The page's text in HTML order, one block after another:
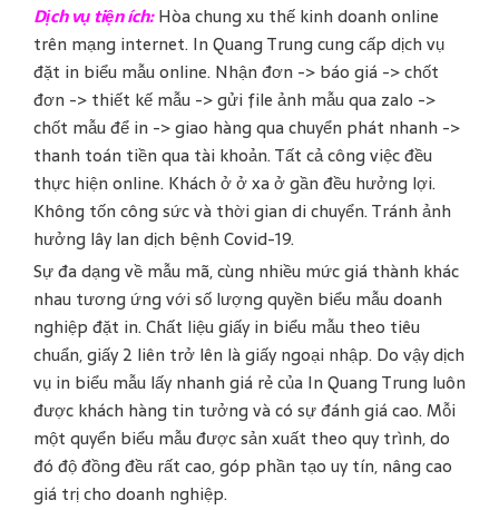
Dịch vụ tiện ích:Hòa chung xu thế kinh doanh online
trên mạng internet. In Quang Trung cung cấp dịch vụ
đặt in biểu mẫu online. Nhận đơn -> báo giá -> chốt
đơn -> thiết kế mẫu -> gửi file ảnh mẫu qua zalo ->
chốt mẫu để in -> giao hàng qua chuyển phát nhanh ->
thanh toán tiền qua tài khoản. Tất cả công việc đều
thực hiện online. Khách ở ở xa ở gần đều hưởng lợi.
Không tốn công sức và thời gian di chuyển. Tránh ảnh
hưởng lây lan dịch bệnh Covid-19.
Sự đa dạng về mẫu mã, cùng nhiều mức giá thành khác
nhau tương ứng với số lượng quyền biểu mẫu doanh
nghiệp đặt in. Chất liệu giấy in biểu mẫu theo tiêu
chuẩn, giấy 2 liên trở lên là giấy ngoại nhập. Do vậy dịch
vụ in biểu mẫu lấy nhanh giá rẻ của In Quang Trung luôn
được khách hàng tin tưởng và có sự đánh giá cao. Mỗi
một quyển biểu mẫu được sản xuất theo quy trình, do
đó độ đồng đều rất cao, góp phần tạo uy tín, nâng cao
giá trị cho doanh nghiệp.